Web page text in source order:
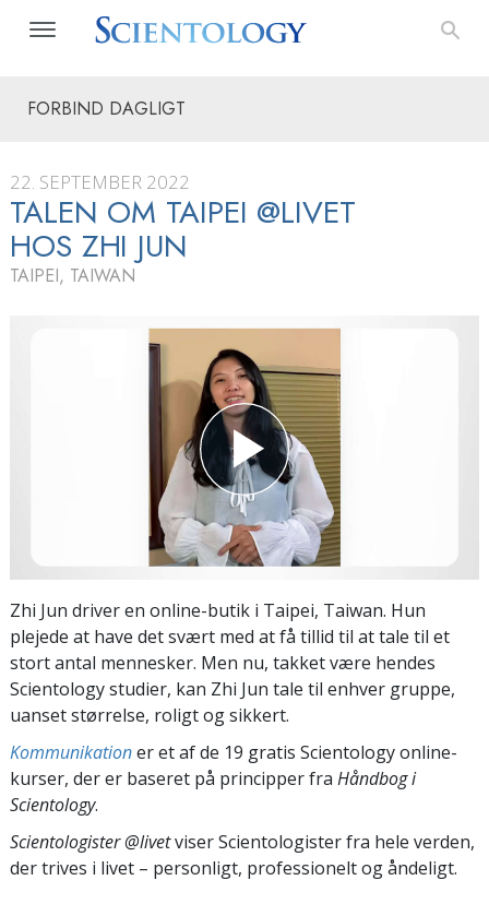
FORBIND DAGLIGT
22. SEPTEMBER 2022
TALEN OM TAIPEI @LIVET
HOS ZHI JUN
TAIPEI, TAIWAN
Zhi Jun driver en online-butik i Taipei, Taiwan. Hun
plejede at have det svært med at få tillid til at tale til et
stort antal mennesker. Men nu, takket være hendes
Scientology studier, kan Zhi Jun tale til enhver gruppe,
uanset størrelse, roligt og sikkert.
Kommunikationer et af de 19 gratis Scientology online-
kurser, der er baseret på principper fra Håndbog i
Scientology.
Scientologister @livetviser Scientologister fra hele verden,
der trives i livet – personligt, professionelt og åndeligt.